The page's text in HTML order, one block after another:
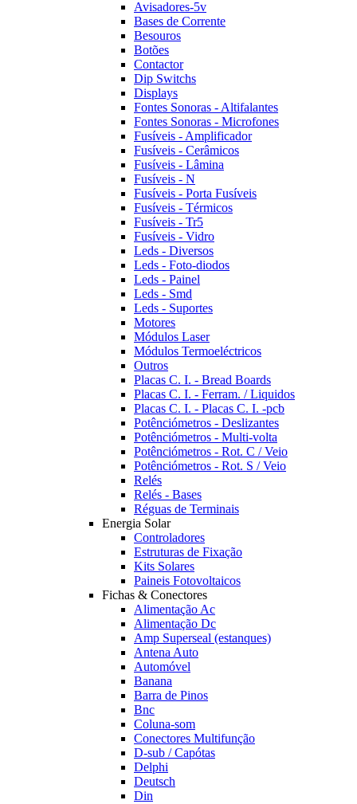
Avisadores-5v
Bases de Corrente
Besouros
Botões
Contactor
Dip Switchs
Displays
Fontes Sonoras - Altifalantes
Fontes Sonoras - Microfones
Fusíveis - Amplificador
Fusíveis - Cerâmicos
Fusíveis - Lâmina
Fusíveis - N
Fusíveis - Porta Fusíveis
Fusíveis - Térmicos
Fusíveis - Tr5
Fusíveis - Vidro
Leds - Diversos
Leds - Foto-diodos
Leds - Painel
Leds - Smd
Leds - Suportes
Motores
Módulos Laser
Módulos Termoeléctricos
Outros
Placas C. I. - Bread Boards
Placas C. I. - Ferram. / Liquidos
Placas C. I. - Placas C. I. -pcb
Potênciómetros - Deslizantes
Potênciómetros - Multi-volta
Potênciómetros - Rot. C / Veio
Potênciómetros - Rot. S / Veio
Relés
Relés - Bases
Réguas de Terminais
Energia Solar
Controladores
Estruturas de Fixação
Kits Solares
Paineis Fotovoltaicos
Fichas & Conectores
Alimentação Ac
Alimentação Dc
Amp Superseal (estanques)
Antena Auto
Automóvel
Banana
Barra de Pinos
Bnc
Coluna-som
Conectores Multifunção
D-sub / Capótas
Delphi
Deutsch
Din